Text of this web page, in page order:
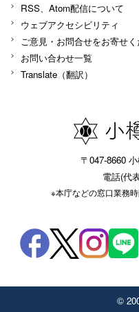
RSS、Atom配信について
ウェブアクセシビリティ
ご意見・お問合せをお寄せ
お問い合わせ一覧
Translate（翻訳）
〒047-8660
電話(代
※本庁などの窓口業務時
©